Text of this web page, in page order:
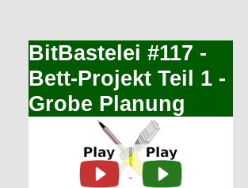
BitBastelei #117 -
Bett-Projekt Teil 1 -
Grobe Planung